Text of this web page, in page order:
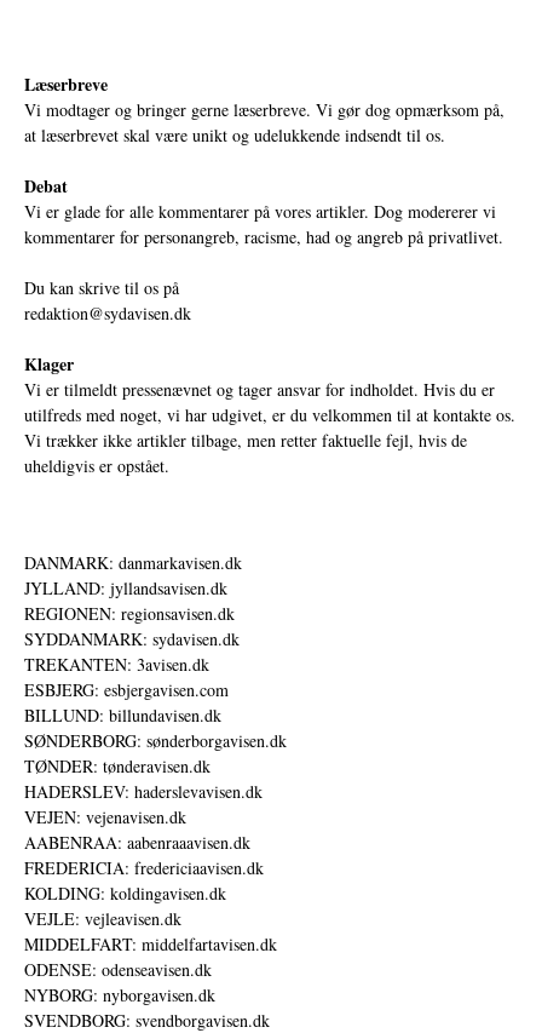
Læserbreve
Vi modtager og bringer gerne læserbreve. Vi gør dog opmærksom på,
at læserbrevet skal være unikt og udelukkende indsendt til os.
Debat
Vi er glade for alle kommentarer på vores artikler. Dog modererer vi
kommentarer for personangreb, racisme, had og angreb på privatlivet.
Du kan skrive til os på
redaktion@sydavisen.dk
Klager
Vi er tilmeldt pressenævnet og tager ansvar for indholdet. Hvis du er
utilfreds med noget, vi har udgivet, er du velkommen til at kontakte os.
Vi trækker ikke artikler tilbage, men retter faktuelle fejl, hvis de
uheldigvis er opstået.
DANMARK: danmarkavisen.dk
JYLLAND: jyllandsavisen.dk
REGIONEN: regionsavisen.dk
SYDDANMARK: sydavisen.dk
TREKANTEN: 3avisen.dk
ESBJERG: esbjergavisen.com
BILLUND: billundavisen.dk
SØNDERBORG: sønderborgavisen.dk
TØNDER: tønderavisen.dk
HADERSLEV: haderslevavisen.dk
VEJEN: vejenavisen.dk
AABENRAA: aabenraaavisen.dk
FREDERICIA: fredericiaavisen.dk
KOLDING: koldingavisen.dk
VEJLE: vejleavisen.dk
MIDDELFART: middelfartavisen.dk
ODENSE: odenseavisen.dk
NYBORG: nyborgavisen.dk
SVENDBORG: svendborgavisen.dk